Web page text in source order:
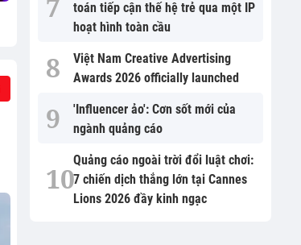
toán tiếp cận thế hệ trẻ qua một IP
hoạt hình toàn cầu
Việt Nam Creative Advertising
Awards 2026 officially launched
'Influencer ảo': Cơn sốt mới của
ngành quảng cáo
Quảng cáo ngoài trời đổi luật chơi:
7 chiến dịch thắng lớn tại Cannes
Lions 2026 đầy kinh ngạc